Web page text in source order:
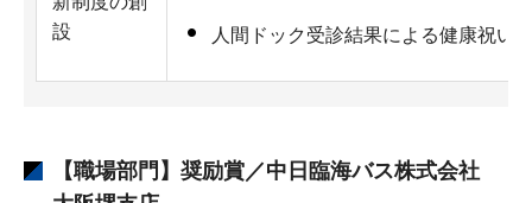
設
人間ドック受診結果による健康祝い
【職場部門】奨励賞／中日臨海バス株式会社